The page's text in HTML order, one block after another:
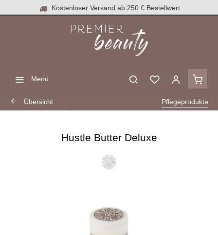
Kostenloser Versand ab 250 € Bestellwert
Menü
Übersicht Pflegeprodukte
Hustle Butter Deluxe